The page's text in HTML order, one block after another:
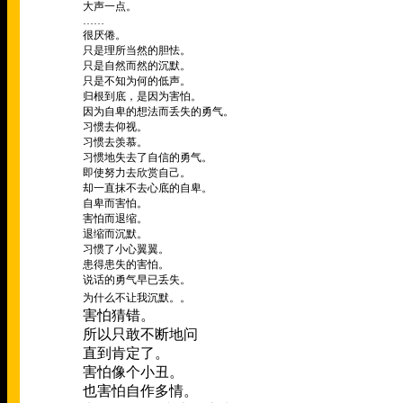
大声一点。
……
很厌倦。
只是理所当然的胆怯。
只是自然而然的沉默。
只是不知为何的低声。
归根到底，是因为害怕。
因为自卑的想法而丢失的勇气。
习惯去仰视。
习惯去羡慕。
习惯地失去了自信的勇气。
即使努力去欣赏自己。
却一直抹不去心底的自卑。
自卑而害怕。
害怕而退缩。
退缩而沉默。
习惯了小心翼翼。
患得患失的害怕。
说话的勇气早已丢失。
为什么不让我沉默。。
害怕猜错。
所以只敢不断地问
直到肯定了。
害怕像个小丑。
也害怕自作多情。